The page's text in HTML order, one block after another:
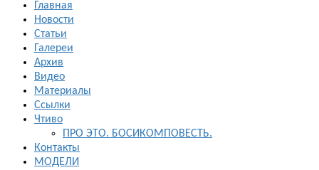
Главная
Новости
Статьи
Галереи
Архив
Видео
Материалы
Ссылки
Чтиво
ПРО ЭТО. БОСИКОМПОВЕСТЬ.
Контакты
МОДЕЛИ